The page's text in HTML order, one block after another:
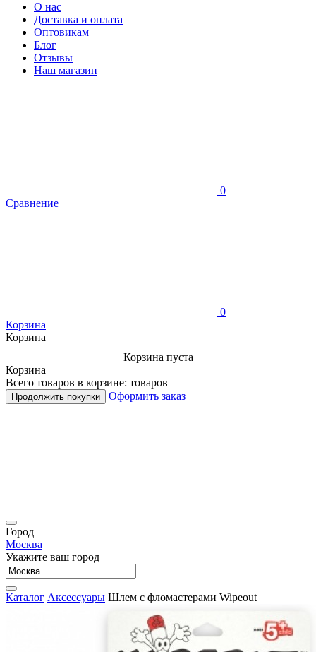
О нас
Доставка и оплата
Оптовикам
Блог
Отзывы
Наш магазин
0
Сравнение
0
Корзина
Корзина
Корзина пуста
Корзина
Всего товаров в корзине: товаров
Продолжить покупки Оформить заказ
Город
Москва
Укажите ваш город
Каталог Аксессуары Шлем с фломастерами Wipeout